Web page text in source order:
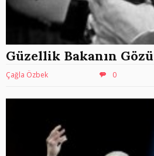
Güzellik Bakanın
Çağla Özbek 0